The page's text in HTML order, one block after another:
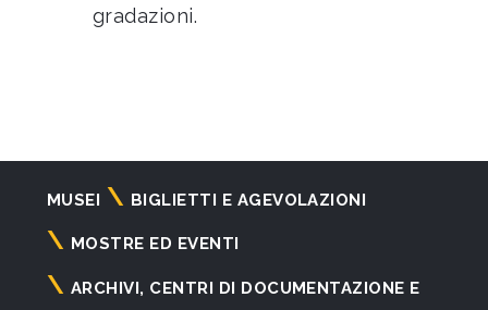
gradazioni.
Navigazione
principale
MUSEI BIGLIETTI E AGEVOLAZIONI
MOSTRE ED EVENTI
ARCHIVI, CENTRI DI DOCUMENTAZIONE E